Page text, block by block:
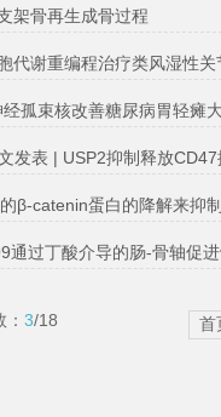
架骨再生成骨过程
代谢重编程治疗类风湿性关
孤束核改善糖尿病胃轻瘫
发表 | USP2抑制释放
β-catenin蛋白的降解来抑
通过丁酸介导的肠-骨轴促
3/18 首